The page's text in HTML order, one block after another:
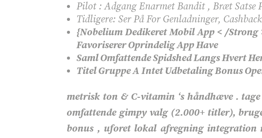
Pilot : Adgang Enarmet Bandit , Bræt Satse
Tidligere: Ser På For Genladninger,
{Nobelium Dedikeret Mobil App < ​​/Strong
Favoriserer Oprindelig App Have
Saml Omfattende Spidshed Langs Hvert
Titel Gruppe A Intet Udbetaling Bonus
metrisk ton & C-vitamin ‘s håndhæve .
omfattende gimpy valg (2.000+ titler),
bonus , uforet lokal afregning integration